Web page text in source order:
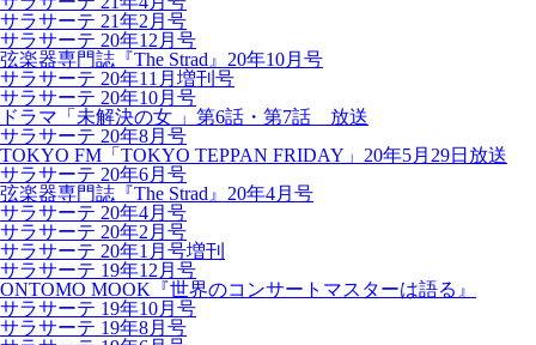
サラサーテ 21年2月号
サラサーテ 20年12月号
弦楽器専門誌『The Strad』20年10月号
サラサーテ 20年11月増刊号
サラサーテ 20年10月号
ドラマ「未解決の女 」第6話・第7話 放送
サラサーテ 20年8月号
TOKYO FM「TOKYO TEPPAN FRIDAY」20年5月29日放送
サラサーテ 20年6月号
弦楽器専門誌『The Strad』20年4月号
サラサーテ 20年4月号
サラサーテ 20年2月号
サラサーテ 20年1月号増刊
サラサーテ 19年12月号
ONTOMO MOOK『世界のコンサートマスターは語る』
サラサーテ 19年10月号
サラサーテ 19年8月号